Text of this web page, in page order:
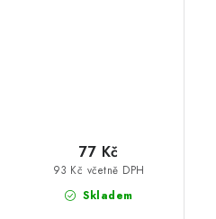
Skladem
93 Kč včetně DPH
77 Kč